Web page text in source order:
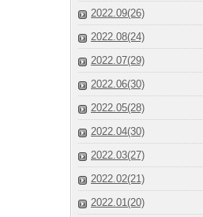
2022.09(26)
2022.08(24)
2022.07(29)
2022.06(30)
2022.05(28)
2022.04(30)
2022.03(27)
2022.02(21)
2022.01(20)